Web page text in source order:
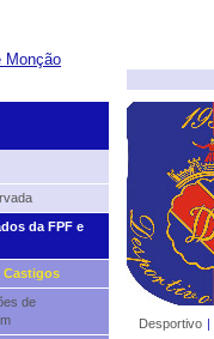
Monção
Desportivo |
da FPF e
Castigos
de